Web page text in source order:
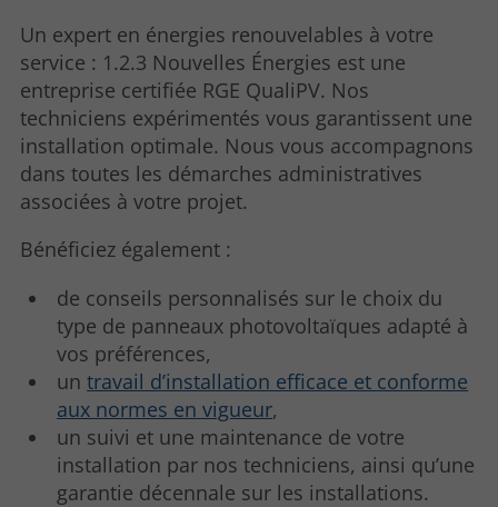
Un expert en énergies renouvelables à votre
service : 1.2.3 Nouvelles Énergies est une
entreprise certifiée RGE QualiPV. Nos
techniciens expérimentés vous garantissent une
installation optimale. Nous vous accompagnons
dans toutes les démarches administratives
associées à votre projet.
Bénéficiez également :
de conseils personnalisés sur le choix du
type de panneaux photovoltaïques adapté à
vos préférences,
untravail d’installation efficace et conforme
aux normes en vigueur,
un suivi et une maintenance de votre
installation par nos techniciens, ainsi qu’une
garantie décennale sur les installations.